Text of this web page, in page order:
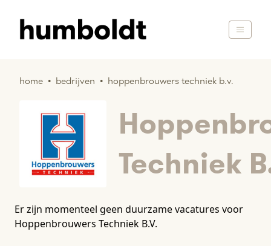
home • bedrijven • hoppenbrouwers techniek b.v.
Techniek
Er zijn momenteel geen duurzame vacatures voor
Hoppenbrouwers Techniek B.V.